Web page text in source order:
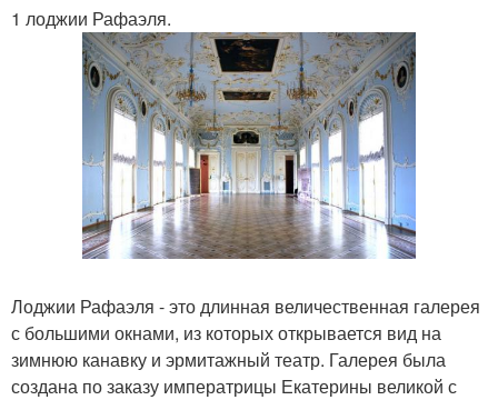
1 лоджии Рафаэля.
Лоджии Рафаэля - это длинная величественная галерея
с большими окнами, из которых открывается вид на
зимнюю канавку и эрмитажный театр. Галерея была
создана по заказу императрицы Екатерины великой с